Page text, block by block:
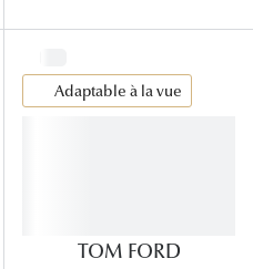
Lunettes
Lunettes
Adaptable à la vue
TOM FORD